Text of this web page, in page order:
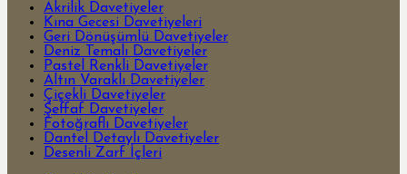
Akrilik Davetiyeler
Kına Gecesi Davetiyeleri
Geri Dönüşümlü Davetiyeler
Deniz Temalı Davetiyeler
Pastel Renkli Davetiyeler
Altın Varaklı Davetiyeler
Çiçekli Davetiyeler
Şeffaf Davetiyeler
Fotoğraflı Davetiyeler
Dantel Detaylı Davetiyeler
Desenli Zarf İçleri